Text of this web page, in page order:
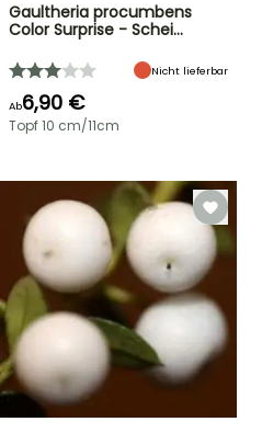
Gaultheria procumbens
Color Surprise - Schei…
Nicht lieferbar
Ab6,90 €
Topf 10 cm/11cm